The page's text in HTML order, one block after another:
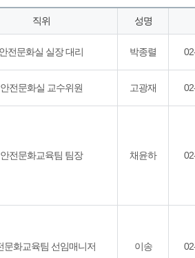
직위 성명
안전문화실 실장 대리 박종렬
안전문화실 교수위원 고광재
안전문화교육팀 팀장 채윤하
문화교육팀 선임매니저 이송